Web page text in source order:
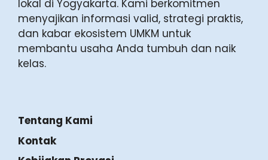
lokal di Yogyakarta. Kami berkomitmen
menyajikan informasi valid, strategi praktis,
dan kabar ekosistem UMKM untuk
membantu usaha Anda tumbuh dan naik
kelas.
Tentang Kami
Kontak